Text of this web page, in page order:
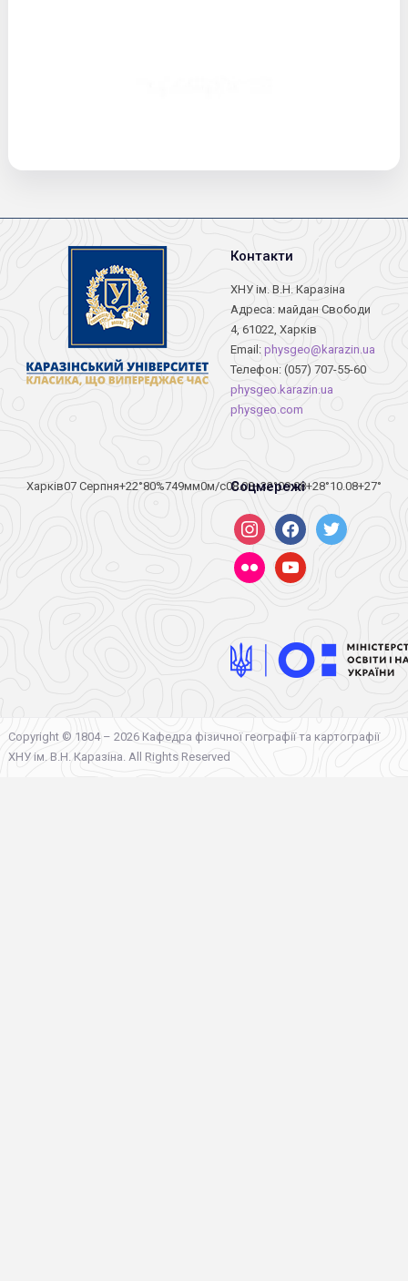
Контакти
ХНУ ім. В.Н. Каразіна
Адреса: майдан Свободи
4, 61022, Харків
Email: physgeo@karazin.ua
Телефон: (057) 707-55-60
physgeo.karazin.ua
physgeo.com
Харків07 Серпня+22°80%749мм0м/c08.08+32°09.08+28°10.08+27°
Соцмережі
instagramfacebooktwitter
flickr youtube
Copyright © 1804 – 2026 Кафедра фізичної географії та картографії
ХНУ ім. В.Н. Каразіна. All Rights Reserved